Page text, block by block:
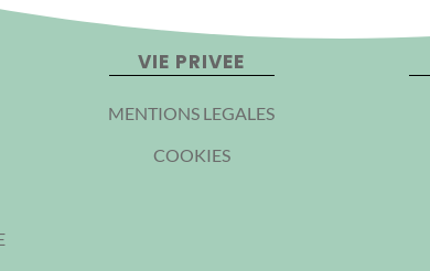
VIE PRIVEE
MENTIONS LEGALES
COOKIES